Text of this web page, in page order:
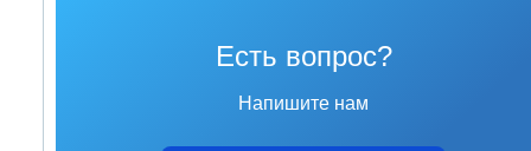
Есть вопрос?
Напишите нам